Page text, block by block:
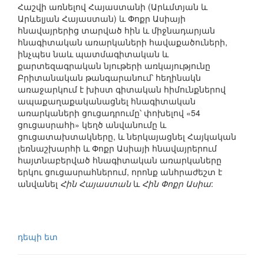
Հաշվի առնելով Հայաստանի (Արևմտյան և
Արևելյան Հայաստան) և Փոքր Ասիայի
հնավայրերից տարված հին և միջնադարյան
հնագիտական առարկաների հավաքածուների,
ինչպես նաև պատմագիտական և
քարտեզագրական նյութերի առկայությունը
Բրիտանական թանգարանում՝ հեղինակն
առաջարկում է խիստ գիտական հիմունքներով
ապաքաղաքականացնել հնագիտական
առարկաների ցուցադրումը՝ փոխելով «54
ցուցասրահի» կեղծ անվանումը և
ցուցատախտակները, և ներկայացնել Հայկական
լեռնաշխարհի և Փոքր Ասիայի հնավայրերում
հայտնաբերված հնագիտական առարկաները
երկու ցուցասրահներում, որոնք անհրաժեշտ է
անվանել Հին Հայաստանև Հին Փոքր Ասիա:
դեպի ետ